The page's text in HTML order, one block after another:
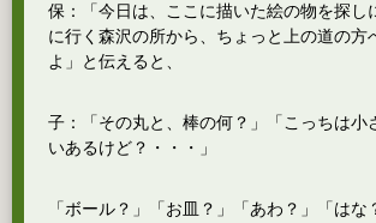
保：「今日は、ここに描いた絵の物を探し
に行く森沢の所から、ちょっと上の道の方
よ」と伝えると、
子：「その丸と、棒の何？」「こっちは小
いあるけど？・・・」
「ボール？」「お皿？」「あわ？」「はな